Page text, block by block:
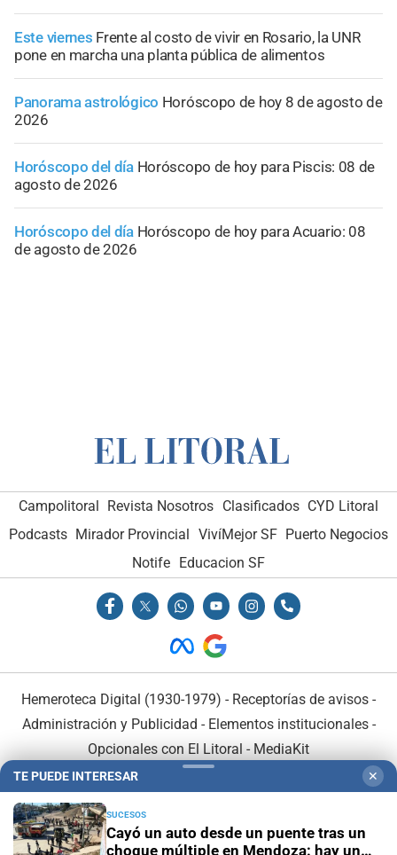
Este viernes Frente al costo de vivir en Rosario, la UNR
pone en marcha una planta pública de alimentos
Panorama astrológico Horóscopo de hoy 8 de agosto de
2026
Horóscopo del día Horóscopo de hoy para Piscis: 08 de
agosto de 2026
Horóscopo del día Horóscopo de hoy para Acuario: 08
de agosto de 2026
Campolitoral Revista Nosotros Clasificados CYD Litoral
Podcasts Mirador Provincial VivíMejor SF Puerto Negocios
Notife Educacion SF
Hemeroteca Digital (1930-1979) - Receptorías de avisos -
Administración y Publicidad - Elementos institucionales-
Opcionales con El Litoral - MediaKit
TE PUEDE INTERESAR ✕
SUCESOS
Cayó un auto desde un puente tras un
choque múltiple en Mendoza: hay un